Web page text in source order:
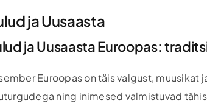
ja Uusaasta
ja Uusaasta Euroopas:
Euroopas on täis valgust,
ning inimesed valmistuvad